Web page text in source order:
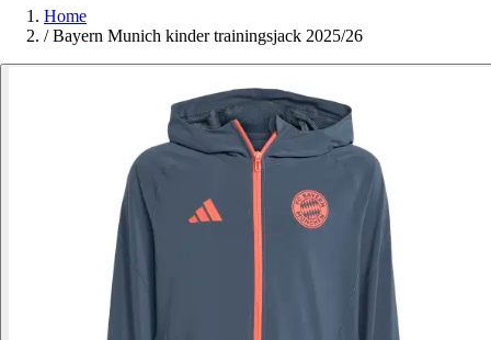
Home
/ Bayern Munich kinder trainingsjack 2025/26